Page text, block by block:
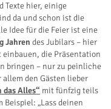
Texte hier, einige
da und schon ist die
Idee für die Feier ist eine
Jahren des Jubilars – hier
die Präsentation
bringen – nur zu peinliche
den Gästen lieber
das Alles“ mit fünfzig teils
„Lass deinen